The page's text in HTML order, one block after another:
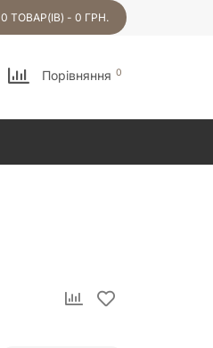
0 ТОВАР(ІВ) - 0 ГРН.
Порівняння 0